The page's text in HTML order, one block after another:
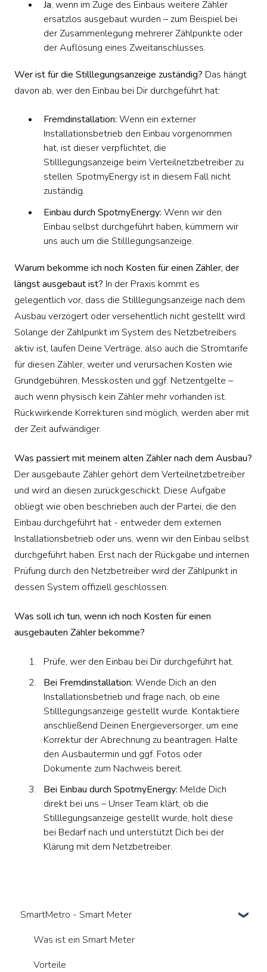
Ja, wenn im Zuge des Einbaus weitere Zähler
ersatzlos ausgebaut wurden – zum Beispiel bei
der Zusammenlegung mehrerer Zählpunkte oder
der Auflösung eines Zweitanschlusses.
Wer ist für die Stilllegungsanzeige zuständig? Das hängt
davon ab, wer den Einbau bei Dir durchgeführt hat:
Fremdinstallation: Wenn ein externer
Installationsbetrieb den Einbau vorgenommen
hat, ist dieser verpflichtet, die
Stilllegungsanzeige beim Verteilnetzbetreiber zu
stellen. SpotmyEnergy ist in diesem Fall nicht
zuständig.
Einbau durch SpotmyEnergy: Wenn wir den
Einbau selbst durchgeführt haben, kümmern wir
uns auch um die Stilllegungsanzeige.
Warum bekomme ich noch Kosten für einen Zähler, der
längst ausgebaut ist? In der Praxis kommt es
gelegentlich vor, dass die Stilllegungsanzeige nach dem
Ausbau verzögert oder versehentlich nicht gestellt wird.
Solange der Zählpunkt im System des Netzbetreibers
aktiv ist, laufen Deine Verträge, also auch die Stromtarife
für diesen Zähler, weiter und verursachen Kosten wie
Grundgebühren, Messkosten und ggf. Netzentgelte –
auch wenn physisch kein Zähler mehr vorhanden ist.
Rückwirkende Korrekturen sind möglich, werden aber mit
der Zeit aufwändiger.
Was passiert mit meinem alten Zähler nach dem Ausbau?
Der ausgebaute Zähler gehört dem Verteilnetzbetreiber
und wird an diesen zurückgeschickt. Diese Aufgabe
obliegt wie oben beschrieben auch der Partei, die den
Einbau durchgeführt hat - entweder dem externen
Installationsbetrieb oder uns, wenn wir den Einbau selbst
durchgeführt haben. Erst nach der Rückgabe und internen
Prüfung durch den Netzbetreiber wird der Zählpunkt in
dessen System offiziell geschlossen.
Was soll ich tun, wenn ich noch Kosten für einen
ausgebauten Zähler bekomme?
Prüfe, wer den Einbau bei Dir durchgeführt hat.
Bei Fremdinstallation: Wende Dich an den
Installationsbetrieb und frage nach, ob eine
Stilllegungsanzeige gestellt wurde. Kontaktiere
anschließend Deinen Energieversorger, um eine
Korrektur der Abrechnung zu beantragen. Halte
den Ausbautermin und ggf. Fotos oder
Dokumente zum Nachweis bereit.
Bei Einbau durch SpotmyEnergy: Melde Dich
direkt bei uns – Unser Team klärt, ob die
Stilllegungsanzeige gestellt wurde, holt diese
bei Bedarf nach und unterstützt Dich bei der
Klärung mit dem Netzbetreiber.
SmartMetro - Smart Meter
Was ist ein Smart Meter
Vorteile